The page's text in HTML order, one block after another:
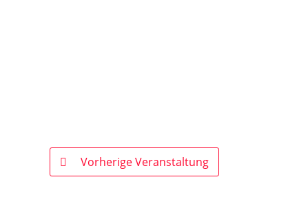
Vorherige Veranstaltung